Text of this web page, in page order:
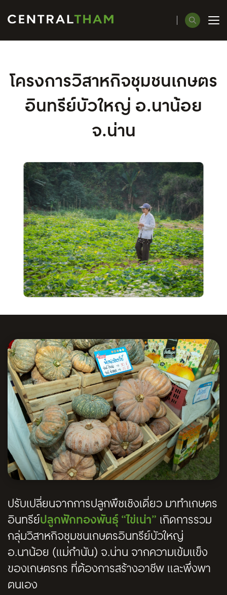
Enhanced by
โครงการวิสาหกิจชุมชนเกษตร
อินทรีย์บัวใหญ่ อ.นาน้อย
จ.น่าน
ปรับเปลี่ยนจากการปลูกพืชเชิงเดี่ยว มาทำเกษตร
อินทรีย์ปลูกฟักทองพันธุ์ “ไข่เน่า” เกิดการรวม
กลุ่มวิสาหกิจชุมชนเกษตรอินทรีย์บัวใหญ่
อ.นาน้อย (แม่กำนัน) จ.น่าน จากความเข้มแข็ง
ของเกษตรกร ที่ต้องการสร้างอาชีพ และพึ่งพา
ตนเอง